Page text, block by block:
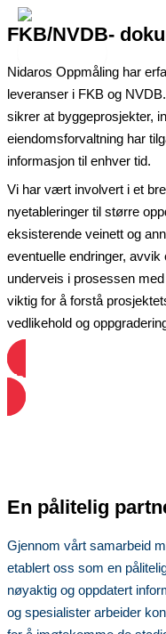
Hopp
rett
Main
FKB/NVDB-
Nidaros Oppmåling har
leveranser i FKB og
sikrer at byggeprosjekter,
eiendomsforvaltning har
informasjon til enhver tid.
Vi har vært involvert i et
nyetableringer til større
eksisterende veinett og
eventuelle endringer,
underveis i prosessen
viktig for å forstå
vedlikehold og
Ta kontakt
En pålitelig
Gjennom vårt samarbeid
etablert oss som en
nøyaktig og oppdatert
og spesialister arbeider